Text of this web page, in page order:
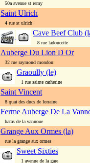
50a avenue st remy
Saint Ulrich
4 rue st ulrich
Cave Beef Club
8 rue ladoucette
Auberge Du Lion D Or
32 rue raymond mondon
Graoully (le)
1 rue sainte catherine
Saint Vincent
8 quai des ducs de lorraine
Ferme Auberge De La
haras de la vannoue
Grange Aux Ormes (la)
rue la grange aux ormes
Sweet Sixties
1 avenue de la gare